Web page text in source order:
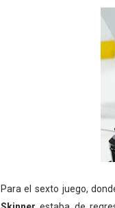
Para el sexto juego,